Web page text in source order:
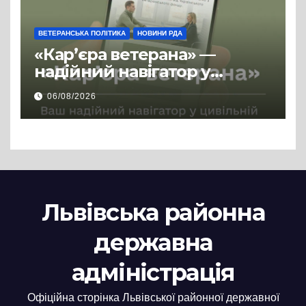
ВЕТЕРАНСЬКА ПОЛІТИКА НОВИНИ РДА
«Кар’єра ветерана» —
надійний навігатор у
цивільній професії
06/08/2026
Львівська районна
державна
адміністрація
Офіційна сторінка Львівської районної державної